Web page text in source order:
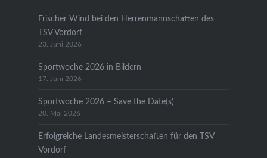
Frischer Wind bei den Herrenmannschaften des
TSV Vordorf
23. Juni 2026
Sportwoche 2026 in Bildern
17. Juni 2026
Sportwoche 2026 – Save the Date(s)
20. Mai 2026
Erfolgreiche Landesmeisterschaften für den TSV
Vordorf